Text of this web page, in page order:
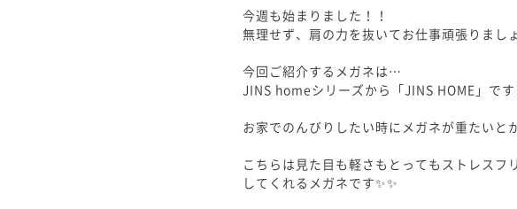
今週も始まりました！！
無理せず、肩の力を抜いてお仕事頑張りまし
今回ご紹介するメガネは…
JINS homeシリーズから「JINS HOME」で
お家でのんびりしたい時にメガネが重たいと
こちらは見た目も軽さもとってもストレスフ
してくれるメガネです✨✨